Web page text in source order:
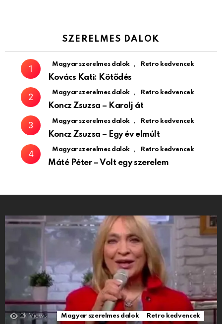
SZERELMES DALOK
Magyar szerelmes dalok , Retro kedvencek
Kovács Kati: Kötődés
Magyar szerelmes dalok , Retro kedvencek
Koncz Zsuzsa – Karolj át
Magyar szerelmes dalok , Retro kedvencek
Koncz Zsuzsa – Egy év elmúlt
Magyar szerelmes dalok , Retro kedvencek
Máté Péter – Volt egy szerelem
2k Views Magyar szerelmes dalok Retro kedvencek